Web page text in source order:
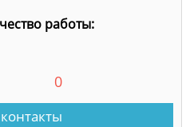
работы:
0